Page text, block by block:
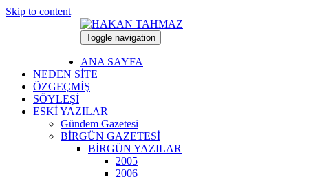
Skip to content
Toggle navigation
ANA SAYFA
NEDEN SİTE
ÖZGEÇMİŞ
SÖYLEŞİ
ESKİ YAZILAR
Gündem Gazetesi
BİRGÜN GAZETESİ
BİRGÜN YAZILAR
2005
2006